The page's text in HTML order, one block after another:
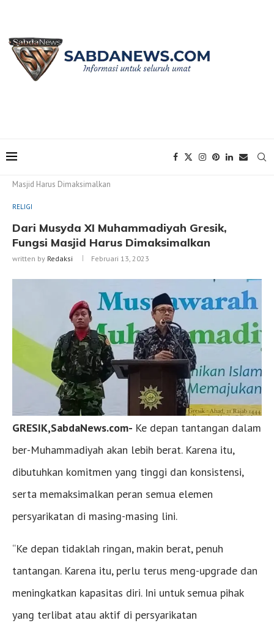
Masjid Harus Dimaksimalkan
RELIGI
Dari Musyda XI Muhammadiyah Gresik,
Fungsi Masjid Harus Dimaksimalkan
written by Redaksi Februari 13, 2023
GRESIK,SabdaNews.com- Ke depan tantangan dalam
ber-Muhammadiyah akan lebih berat. Karena itu,
dibutuhkan komitmen yang tinggi dan konsistensi,
serta memaksimalkan peran semua elemen
persyarikatan di masing-masing lini.
“Ke depan tidaklah ringan, makin berat, penuh
tantangan. Karena itu, perlu terus meng-upgrade dan
meningkatkan kapasitas diri. Ini untuk semua pihak
yang terlibat atau aktif di persyarikatan